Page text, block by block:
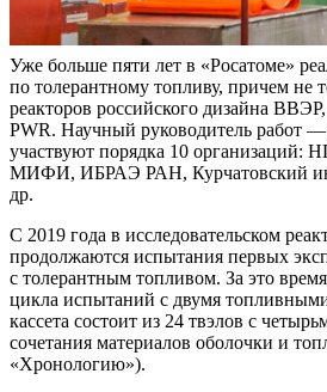
Уже больше пяти лет в «Росатоме»
по толерантному топливу, причем не
реакторов российского дизайна
PWR. Научный руководитель
участвуют порядка 10
МИФИ, ИБРАЭ РАН, Курчатовский
др.
C 2019 года в исследовательском
продолжаются испытания первых
с толерантным топливом. За это
цикла испытаний с двумя
кассета состоит из 24 твэлов с
сочетания материалов оболочки и
«Хронологию»).